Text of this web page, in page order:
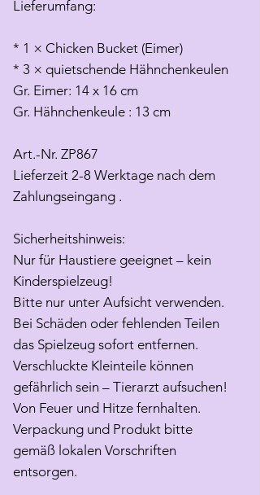
Lieferumfang:
* 1 × Chicken Bucket (Eimer)
* 3 × quietschende Hähnchenkeulen
Gr. Eimer: 14 x 16 cm
Gr. Hähnchenkeule : 13 cm
Art.-Nr. ZP867
Lieferzeit 2-8 Werktage nach dem
Zahlungseingang .
Sicherheitshinweis:
Nur für Haustiere geeignet – kein
Kinderspielzeug!
Bitte nur unter Aufsicht verwenden.
Bei Schäden oder fehlenden Teilen
das Spielzeug sofort entfernen.
Verschluckte Kleinteile können
gefährlich sein – Tierarzt aufsuchen!
Von Feuer und Hitze fernhalten.
Verpackung und Produkt bitte
gemäß lokalen Vorschriften
entsorgen.